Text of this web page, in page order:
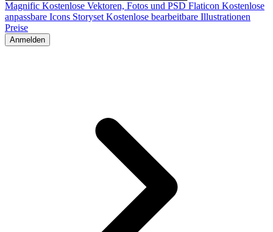
Magnific Kostenlose Vektoren, Fotos und PSD Flaticon Kostenlose
anpassbare Icons Storyset Kostenlose bearbeitbare Illustrationen
Preise
Anmelden